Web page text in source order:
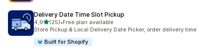
Delivery Date Time Slot Pickup
4,9av 5 stjerner
(25)
Totalt 25 omtaler
•Free plan available
Store Pickup & Local Delivery Date Picker, order delivery time
Built for Shopify